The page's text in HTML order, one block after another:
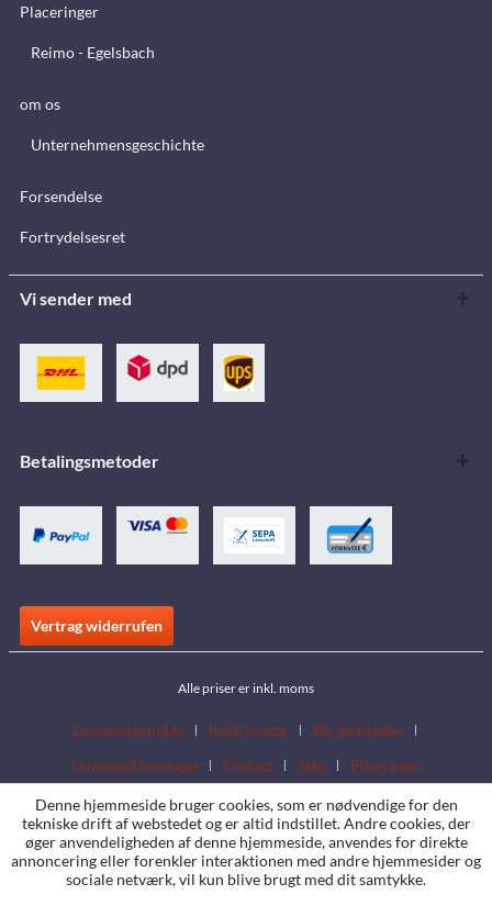
Placeringer
Reimo - Egelsbach
om os
Unternehmensgeschichte
Forsendelse
Fortrydelsesret
Vi sender med
Betalingsmetoder
Vertrag widerrufen
Alle priser er inkl. moms
Downloadområde Butik locator
Bliv forhandler
Download kataloger
Contact Jobs Placeringer
Denne hjemmeside bruger cookies, som er nødvendige for den
tekniske drift af webstedet og er altid indstillet. Andre cookies, der
øger anvendeligheden af denne hjemmeside, anvendes for direkte
annoncering eller forenkler interaktionen med andre hjemmesider og
sociale netværk, vil kun blive brugt med dit samtykke.